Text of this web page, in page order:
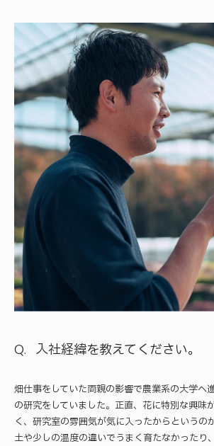
入社経緯を教えてください。
畑仕事をしていた両親の影響で農業系の大学へ
の研究をしていました。正直、花に特別な興味
く、研究室の雰囲気が気に入ったからというの
土や少しの温度の違いでうまく育たなかったり